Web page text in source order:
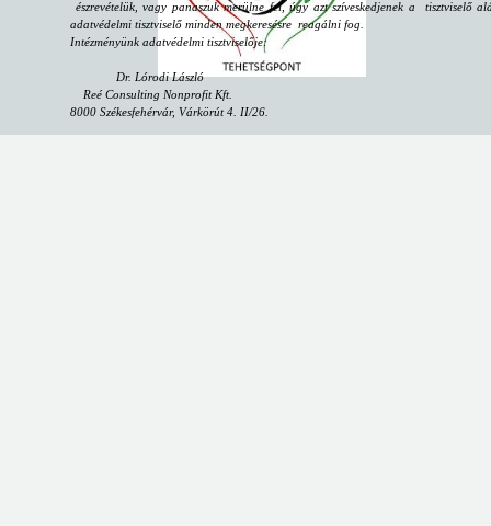
észrevételük, vagy panaszuk merülne fel, úgy azt szíveskedjenek a tisztviselő
adatvédelmi tisztviselő minden megkeresésre reagálni fog.
Intézményünk adatvédelmi tisztviselője:
Dr. Lórodi László
Reé Consulting Nonprofit Kft.
8000 Székesfehérvár, Várkörút 4. II/26.